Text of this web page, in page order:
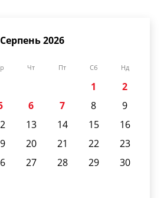
Серпень 2026
Чт Пт Сб Нд
1
2
6 7 8
9
13 14 15
16
20 21 22
23
27 28 29
30